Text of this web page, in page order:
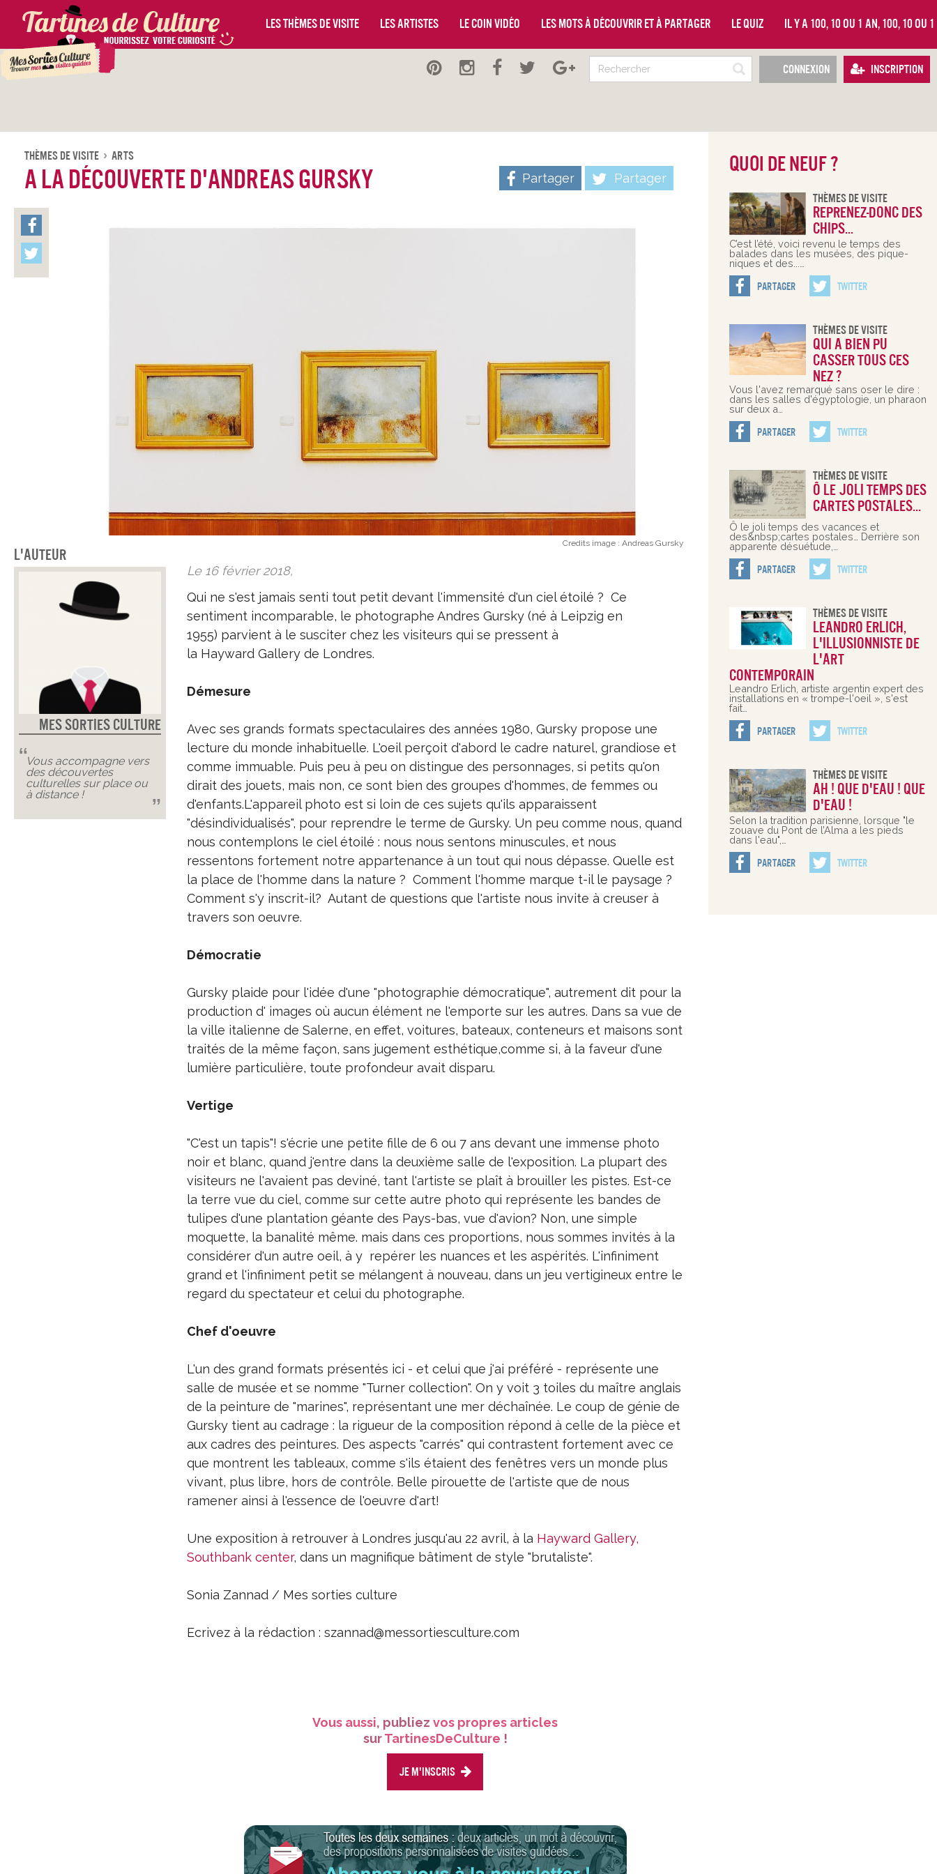
Les thèmes de visite Les artistes Le coin vidéo Les mots à découvrir et à partager Le quiz Il y a 100, 10 ou 1 an, 100, 10 ou
Connexion Inscription
Thèmes De Visite Arts
A la découverte d'Andreas Gursky Partager Partager
Credits image : Andreas Gursky
L'auteur
Mes Sorties Culture
Vous accompagne vers
des découvertes
culturelles sur place ou
à distance !
Le 16 février 2018,
Qui ne s'est jamais senti tout petit devant l'immensité d'un ciel étoilé ? Ce
sentiment incomparable, le photographe Andres Gursky (né à Leipzig en
1955) parvient à le susciter chez les visiteurs qui se pressent à
la Hayward Gallery de Londres.
Démesure
Avec ses grands formats spectaculaires des années 1980, Gursky propose une
lecture du monde inhabituelle. L'oeil perçoit d'abord le cadre naturel, grandiose et
comme immuable. Puis peu à peu on distingue des personnages, si petits qu'on
dirait des jouets, mais non, ce sont bien des groupes d'hommes, de femmes ou
d'enfants.L'appareil photo est si loin de ces sujets qu'ils apparaissent
"désindividualisés", pour reprendre le terme de Gursky. Un peu comme nous, quand
nous contemplons le ciel étoilé : nous nous sentons minuscules, et nous
ressentons fortement notre appartenance à un tout qui nous dépasse. Quelle est
la place de l'homme dans la nature ? Comment l'homme marque t-il le paysage ?
Comment s'y inscrit-il? Autant de questions que l'artiste nous invite à creuser à
travers son oeuvre.
Démocratie
Gursky plaide pour l'idée d'une "photographie démocratique", autrement dit pour la
production d' images où aucun élément ne l'emporte sur les autres. Dans sa vue de
la ville italienne de Salerne, en effet, voitures, bateaux, conteneurs et maisons sont
traités de la même façon, sans jugement esthétique,comme si, à la faveur d'une
lumière particulière, toute profondeur avait disparu.
Vertige
"C'est un tapis"! s'écrie une petite fille de 6 ou 7 ans devant une immense photo
noir et blanc, quand j'entre dans la deuxième salle de l'exposition. La plupart des
visiteurs ne l'avaient pas deviné, tant l'artiste se plaît à brouiller les pistes. Est-ce
la terre vue du ciel, comme sur cette autre photo qui représente les bandes de
tulipes d'une plantation géante des Pays-bas, vue d'avion? Non, une simple
moquette, la banalité même. mais dans ces proportions, nous sommes invités à la
considérer d'un autre oeil, à y repérer les nuances et les aspérités. L'infiniment
grand et l'infiniment petit se mélangent à nouveau, dans un jeu vertigineux entre le
regard du spectateur et celui du photographe.
Chef d'oeuvre
L'un des grand formats présentés ici - et celui que j'ai préféré - représente une
salle de musée et se nomme "Turner collection". On y voit 3 toiles du maître anglais
de la peinture de "marines", représentant une mer déchaînée. Le coup de génie de
Gursky tient au cadrage : la rigueur de la composition répond à celle de la pièce et
aux cadres des peintures. Des aspects "carrés" qui contrastent fortement avec ce
que montrent les tableaux, comme s'ils étaient des fenêtres vers un monde plus
vivant, plus libre, hors de contrôle. Belle pirouette de l'artiste que de nous
ramener ainsi à l'essence de l'oeuvre d'art!
Une exposition à retrouver à Londres jusqu'au 22 avril, à la Hayward Gallery,
Southbank center, dans un magnifique bâtiment de style "brutaliste".
Sonia Zannad / Mes sorties culture
Ecrivez à la rédaction : szannad@messortiesculture.com
Vous aussi, publiezvos propres articles
surTartinesDeCulture !
Je m'inscris
Quoi de neuf ?
Thèmes De Visite
Reprenez-donc des
chips...
C’est l’été, voici revenu le temps des
balades dans les musées, des pique-
niques et des...…
Partager Twitter
Thèmes De Visite
Qui a bien pu
casser tous ces
nez ?
Vous l'avez remarqué sans oser le dire :
dans les salles d'égyptologie, un pharaon
sur deux a…
Partager Twitter
Thèmes De Visite
Ô le joli temps des
cartes postales…
Ô le joli temps des vacances et
des&nbsp;cartes postales… Derrière son
apparente désuétude,…
Partager Twitter
Thèmes De Visite
Leandro Erlich,
l'illusionniste de
l'art
contemporain
Leandro Erlich, artiste argentin expert des
installations en « trompe-l'oeil », s'est
fait…
Partager Twitter
Thèmes De Visite
Ah ! Que d'eau ! Que
d'eau !
Selon la tradition parisienne, lorsque "le
zouave du Pont de l’Alma a les pieds
dans l'eau",…
Partager Twitter